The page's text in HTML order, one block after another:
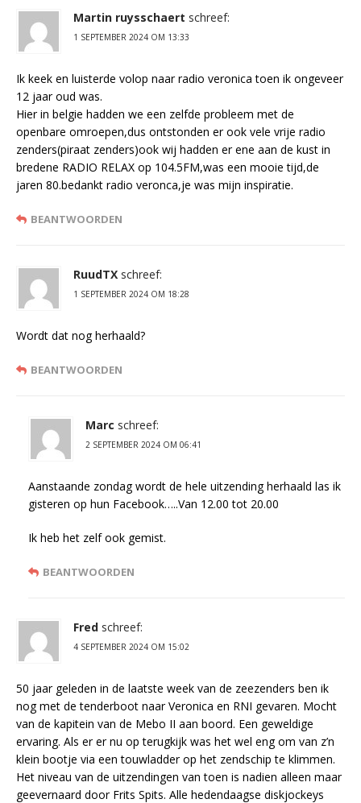
Martin ruysschaert schreef:
1 SEPTEMBER 2024 OM 13:33
Ik keek en luisterde volop naar radio veronica toen ik ongeveer
12 jaar oud was.
Hier in belgie hadden we een zelfde probleem met de
openbare omroepen,dus ontstonden er ook vele vrije radio
zenders(piraat zenders)ook wij hadden er ene aan de kust in
bredene RADIO RELAX op 104.5FM,was een mooie tijd,de
jaren 80.bedankt radio veronca,je was mijn inspiratie.
BEANTWOORDEN
RuudTX schreef:
1 SEPTEMBER 2024 OM 18:28
Wordt dat nog herhaald?
BEANTWOORDEN
Marc schreef:
2 SEPTEMBER 2024 OM 06:41
Aanstaande zondag wordt de hele uitzending herhaald las ik
gisteren op hun Facebook…..Van 12.00 tot 20.00
Ik heb het zelf ook gemist.
BEANTWOORDEN
Fred schreef:
4 SEPTEMBER 2024 OM 15:02
50 jaar geleden in de laatste week van de zeezenders ben ik
nog met de tenderboot naar Veronica en RNI gevaren. Mocht
van de kapitein van de Mebo II aan boord. Een geweldige
ervaring. Als er er nu op terugkijk was het wel eng om van z’n
klein bootje via een touwladder op het zendschip te klimmen.
Het niveau van de uitzendingen van toen is nadien alleen maar
geevernaard door Frits Spits. Alle hedendaagse diskjockeys